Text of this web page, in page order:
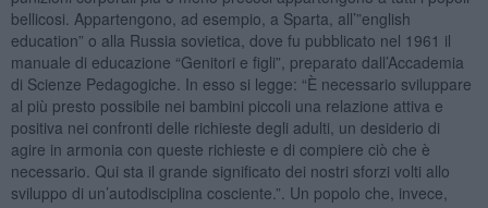
bellicosi. Appartengono, ad esempio, a Sparta, all’”english
education” o alla Russia sovietica, dove fu pubblicato nel 1961 il
manuale di educazione “Genitori e figli”, preparato dall’Accademia
di Scienze Pedagogiche. In esso si legge: “È necessario sviluppare
al più presto possibile nei bambini piccoli una relazione attiva e
positiva nei confronti delle richieste degli adulti, un desiderio di
agire in armonia con queste richieste e di compiere ciò che è
necessario. Qui sta il grande significato dei nostri sforzi volti allo
sviluppo di un’autodisciplina cosciente.”. Un popolo che, invece,